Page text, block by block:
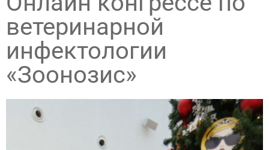
ветеринарной
инфектологии
«Зоонозис»